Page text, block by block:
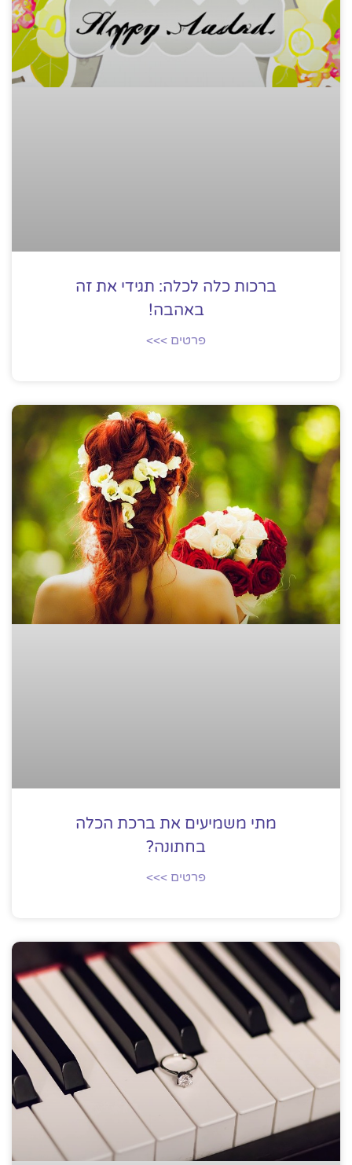
ברכות כלה לכלה: תגידי את זה
באהבה!
פרטים >>>
מתי משמיעים את ברכת הכלה
בחתונה?
פרטים >>>